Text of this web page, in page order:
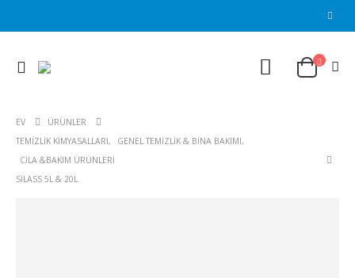
EV
ÜRÜNLER
TEMIZLIK KIMYASALLARI, GENEL TEMIZLIK & BINA BAKIMI,
CILA &BAKIM ÜRÜNLERI
SILASS 5L & 20L